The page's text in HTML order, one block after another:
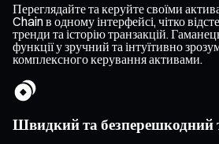
Переглядайте та керуйте своїми
Chain в одному інтерфейсі, чітко
тренди та історію транзакцій.
функції у зручний та інтуїтивно
комплексного керування активами.
Швидкий та безперешкодний